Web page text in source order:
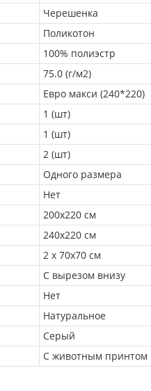
Черешенка
Поликотон
100% полиэстр
75.0 (г/м2)
Евро макси (240*220)
1 (шт)
1 (шт)
2 (шт)
Одного размера
Нет
200х220 см
240х220 см
2 х 70х70 см
С вырезом внизу
Нет
Натуральное
Серый
С животным принтом